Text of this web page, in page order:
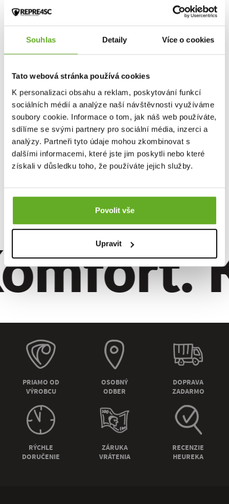
Souhlas Detaily Více o cookies
Tato webová stránka používá cookies
K personalizaci obsahu a reklam, poskytování funkcí
sociálních médií a analýze naší návštěvnosti využíváme
soubory cookie. Informace o tom, jak náš web používáte,
sdílíme se svými partnery pro sociální média, inzerci a
analýzy. Partneři tyto údaje mohou zkombinovat s
dalšími informacemi, které jste jim poskytli nebo které
získali v důsledku toho, že používáte jejich služby.
Povolit vše
Upravit
svou práci nebo zábavu :)
Pohodlí a styl!
Tento produkt zatiaľ nikto nehodnotil.
Pre pridanie recenzie je nutné sa prihlásiť.
Ohodnotiť produkt
PRIAMO OD
VÝROBCU
OSOBNÝ
ODBER
DOPRAVA
ZADARMO
RÝCHLE
DORUČENIE
ZÁRUKA
VRÁTENIA
RECENZIE
HEUREKA